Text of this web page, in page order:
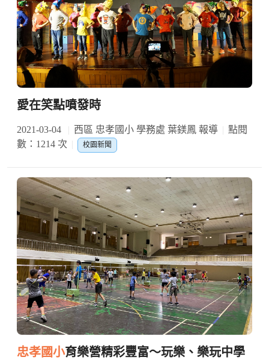
愛在笑點噴發時
2021-03-04 西區 忠孝國小 學務處 葉鎂鳳 報導
點閱
數：1214 次
校園新聞
忠孝國小育樂營精彩豐富～玩樂、樂玩中學